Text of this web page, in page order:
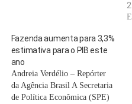
houvesse sinais de recuperação
no…
Fazenda aumenta para 3,3%
estimativa para o PIB este
ano
Andreia Verdélio – Repórter
da Agência Brasil A Secretaria
de Política Econômica (SPE)